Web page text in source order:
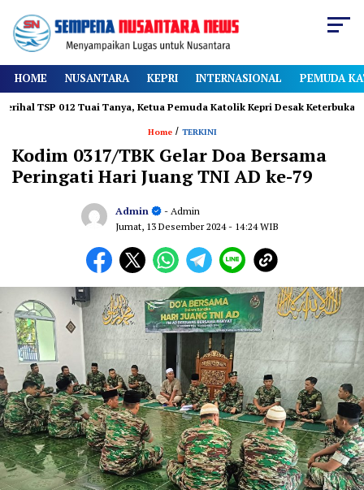
HOME NUSANTARA KEPRI INTERNASIONAL PEMUDA
012 Tuai Tanya, Ketua Pemuda Katolik Kepri Desak Keterbukaan
Home/ TERKINI
Kodim 0317/TBK Gelar Doa Bersama
Peringati Hari Juang TNI AD ke-79
Admin
- Admin
Jumat, 13 Desember 2024- 14:24 WIB